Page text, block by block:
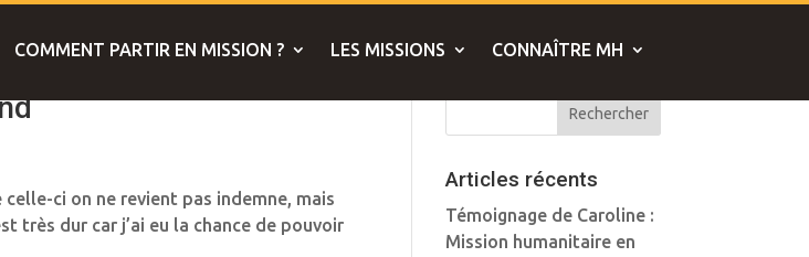
COMMENT PARTIR EN MISSION ? LES MISSIONS CONNAÎTRE MH
ci on ne revient pas indemne, mais
très dur car j’ai eu la chance de pouvoir
Articles récents
Témoignage de Caroline :
Mission humanitaire en